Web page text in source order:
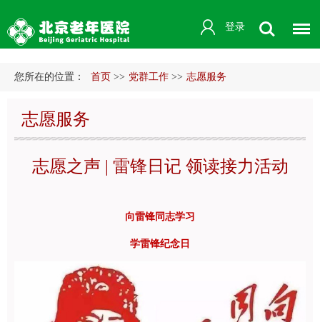
登录
您所在的位置： 首页 >> 党群工作 >> 志愿服务
志愿服务
志愿之声 | 雷锋日记 领读接力活动
向雷锋同志学习
学雷锋纪念日